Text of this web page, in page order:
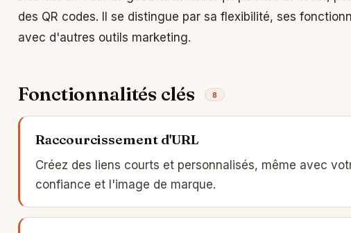
des QR codes. Il se distingue par sa flexibilité, ses
avec d'autres outils marketing.
Fonctionnalités clés 8
Raccourcissement d'URL
Créez des liens courts et personnalisés, même avec
confiance et l'image de marque.